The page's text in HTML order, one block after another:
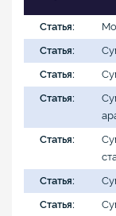
Статья:
Статья:
Статья:
Статья:
Статья:
Статья:
Статья: